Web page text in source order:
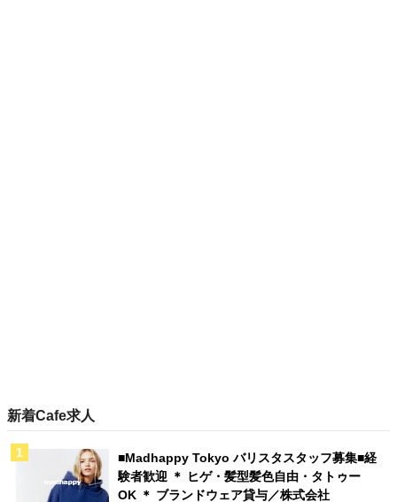
新着Cafe求人
■Madhappy Tokyo バリスタスタッフ募集■経
験者歓迎 ＊ ヒゲ・髪型髪色自由・タトゥー
OK ＊ ブランドウェア貸与／株式会社